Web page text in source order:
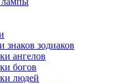
знаков зодиаков
ангелов
богов
людей